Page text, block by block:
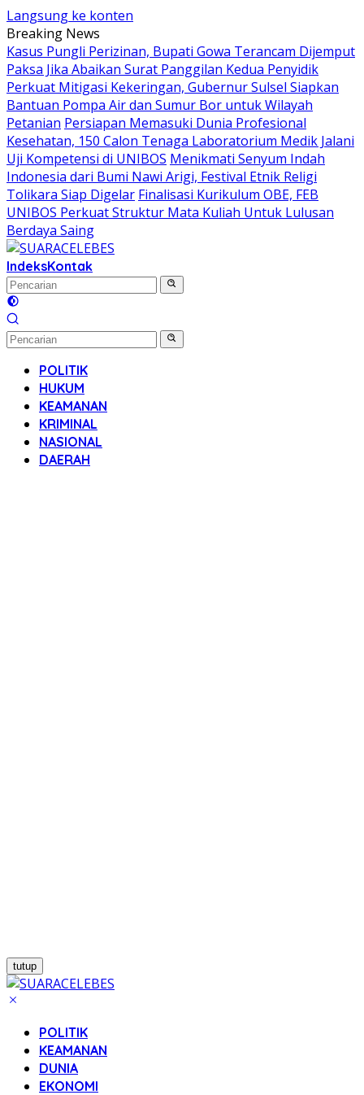
Langsung ke konten
Breaking News
Kasus Pungli Perizinan, Bupati Gowa Terancam Dijemput
Paksa Jika Abaikan Surat Panggilan Kedua Penyidik
Perkuat Mitigasi Kekeringan, Gubernur Sulsel Siapkan
Bantuan Pompa Air dan Sumur Bor untuk Wilayah
Petanian Persiapan Memasuki Dunia Profesional
Kesehatan, 150 Calon Tenaga Laboratorium Medik Jalani
Uji Kompetensi di UNIBOS Menikmati Senyum Indah
Indonesia dari Bumi Nawi Arigi, Festival Etnik Religi
Tolikara Siap Digelar Finalisasi Kurikulum OBE, FEB
UNIBOS Perkuat Struktur Mata Kuliah Untuk Lulusan
Berdaya Saing
IndeksKontak
POLITIK
HUKUM
KEAMANAN
KRIMINAL
NASIONAL
DAERAH
tutup
POLITIK
KEAMANAN
DUNIA
EKONOMI